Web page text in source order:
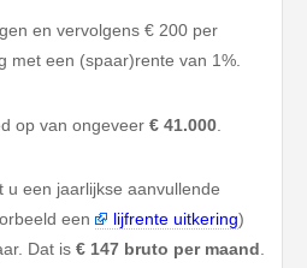
en vervolgens € 200 per
met een (spaar)rente van 1%.
op van ongeveer€ 41.000
u een jaarlijkse aanvullende
een
lijfrente uitkering)
Dat is€ 147 bruto per maand.